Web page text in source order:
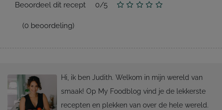
Beoordeel dit recept 0/5
(0 beoordeling)
Hi, ik ben Judith. Welkom in mijn wereld van
smaak! Op My Foodblog vind je de lekkerste
recepten en plekken van over de hele wereld.